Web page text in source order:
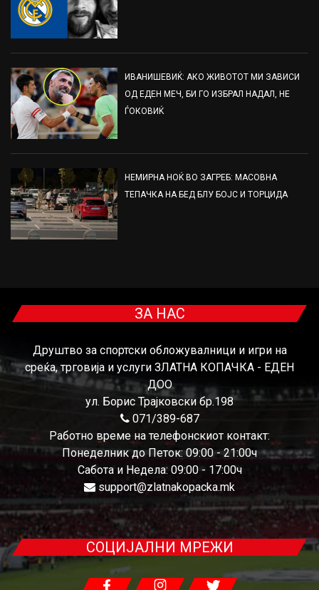
ИВАНИШЕВИЌ: АКО ЖИВОТОТ МИ ЗАВИСИ
ОД ЕДЕН МЕЧ, БИ ГО ИЗБРАЛ НАДАЛ, НЕ
ЃОКОВИЌ
НЕМИРНА НОЌ ВО ЗАГРЕБ: МАСОВНА
ТЕПАЧКА НА БЕД БЛУ БОЈС И ТОРЦИДА
ЗА НАС
Друштво за спортски обложувалници и игри на
среќа, трговија и услуги ЗЛАТНА КОПАЧКА - ЕДЕН
ДОО
ул. Борис Трајковски бр.198
071/389-687
Работно време на телефонскиот контакт:
Понеделник до Петок: 09:00 - 21:00ч
Сабота и Недела: 09:00 - 17:00ч
support@zlatnakopacka.mk
СОЦИЈАЛНИ МРЕЖИ